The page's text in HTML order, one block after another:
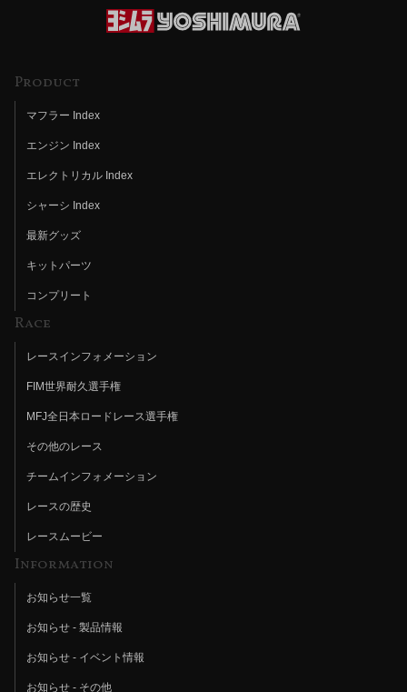
Product
マフラー Index
エンジン Index
エレクトリカル Index
シャーシ Index
最新グッズ
キットパーツ
コンプリート
Race
レースインフォメーション
FIM世界耐久選手権
MFJ全日本ロードレース選手権
その他のレース
チームインフォメーション
レースの歴史
レースムービー
Information
お知らせ一覧
お知らせ - 製品情報
お知らせ - イベント情報
お知らせ - その他